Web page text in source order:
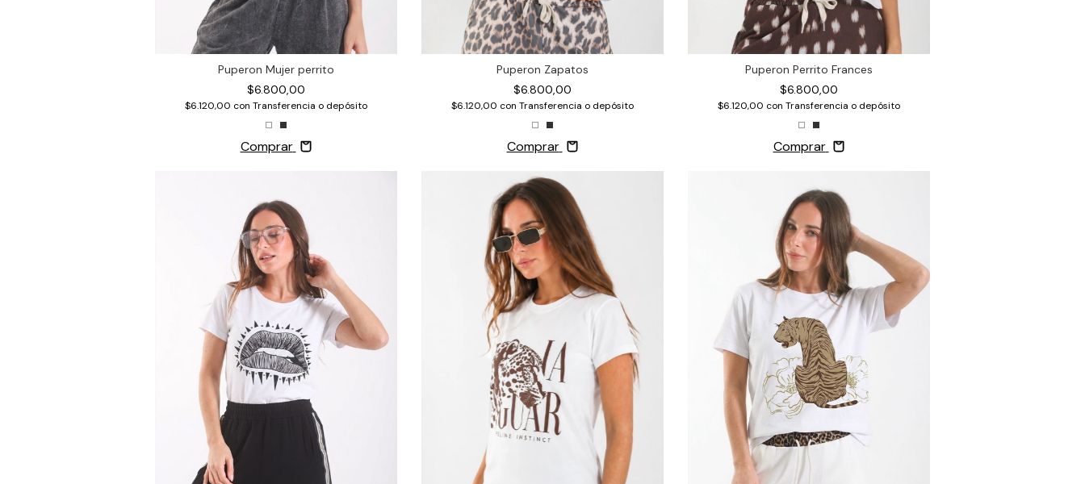
Puperon Mujer perrito
$6.800,00
$6.120,00 con Transferencia o depósito
Comprar
Puperon Zapatos
$6.800,00
$6.120,00 con Transferencia o depósito
Comprar
Puperon Perrito Frances
$6.800,00
$6.120,00 con Transferencia o depósito
Comprar